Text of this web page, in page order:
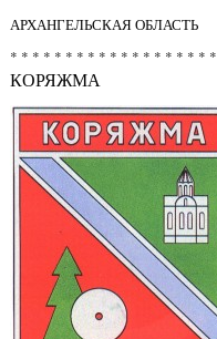
АРХАНГЕЛЬСКАЯ ОБЛАСТЬ
* * * * * * * * * * * * * * * * * * *
КОРЯЖМА